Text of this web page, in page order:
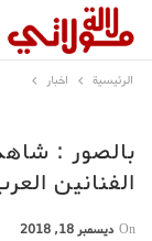
الرئيسية اخبار
بالصور :
الفنانين العرب خلال
On ديسمبر 18, 2018